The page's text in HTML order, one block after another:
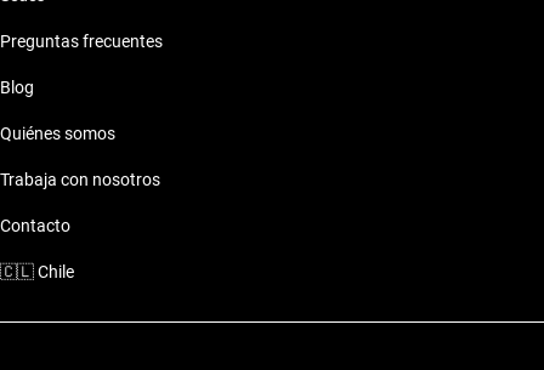
Motor: Motor eficiente
Comodidades: Confort premium
perfectamente a tu estilo de vida, brindando lujo y
Preguntas frecuentes
Blog
Quiénes somos
Trabaja con nosotros
Contacto
🇨🇱Chile